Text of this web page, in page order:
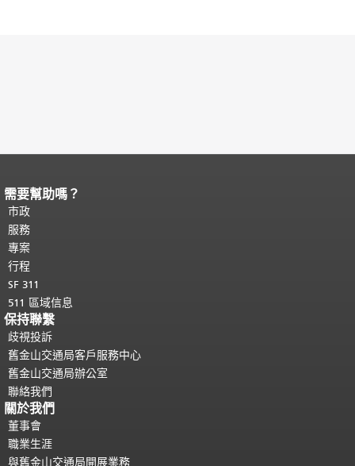
頁面內容結束。
都會重複顯示。
需要幫助嗎？
市政
服務
專案
行程
SF 311
511 區域信息
保持聯繫
歧視投訴
舊金山交通局客戶服務中心
舊金山交通局辦公室
聯絡我們
關於我們
董事會
職業生涯
與舊金山交通局開展業務